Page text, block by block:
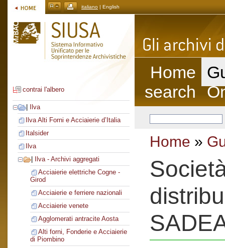
italiano | English
contrai l'albero
Ilva
Ilva Alti Forni e Acciaierie d’Italia
Italsider
Ilva
Ilva - Archivi aggregati
Acciaierie elettriche Cogne -
Girod
Acciaierie e ferriere nazionali
Acciaierie venete
Agglomerati antracite Aosta
Alti forni, Fonderie e Acciaierie
di Piombino
Home
search
Home »